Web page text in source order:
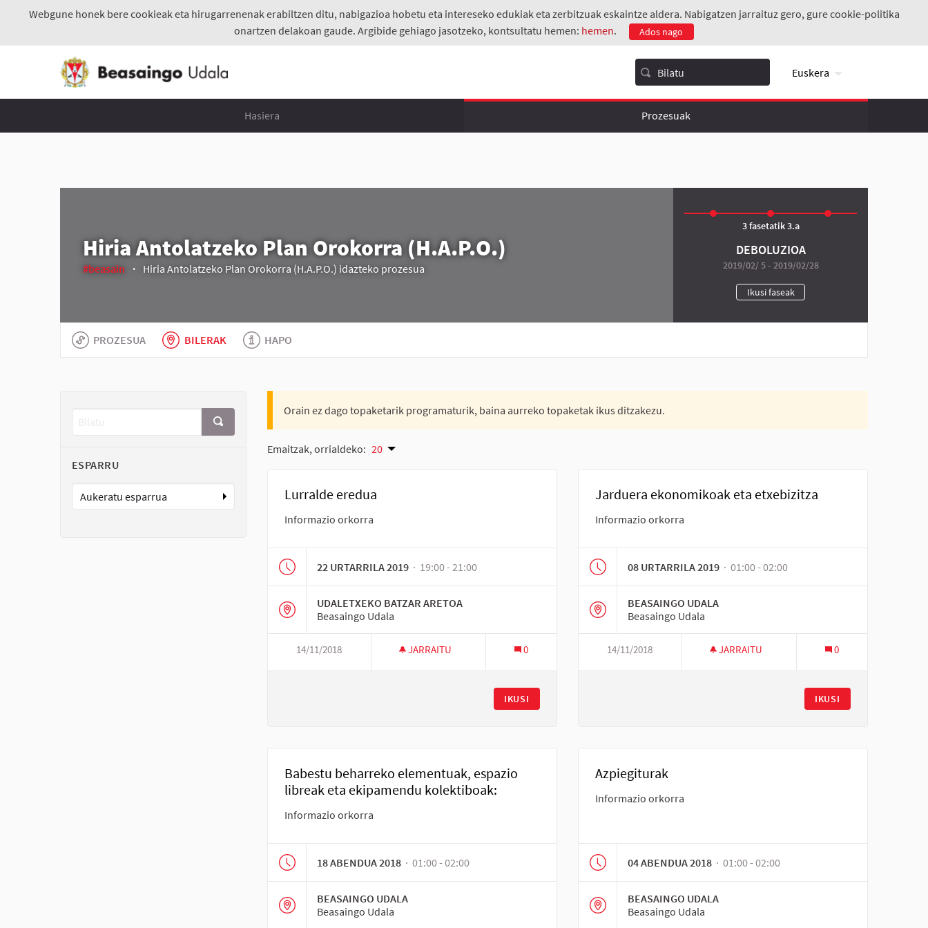
Webgune honek bere cookieak eta hirugarrenenak erabiltzen ditu, nabigazioa hobetu eta intereseko edukiak eta zerbitzuak eskaintze aldera. Nabigatzen jarraituz gero, gure cookie-politika
onartzen delakoan gaude. Argibide gehiago jasotzeko, kontsultatu hemen: hemen. Ados nago
Euskera
Hasiera Prozesuak
Hiria Antolatzeko Plan Orokorra (H.A.P.O.)
#beasain Hiria Antolatzeko Plan Orokorra (H.A.P.O.) idazteko prozesua
3 fasetatik 3.a
DEBOLUZIOA
2019/02/ 5 - 2019/02/28
Ikusi faseak
PROZESUA BILERAK HAPO
ESPARRU
Aukeratu esparrua
Orain ez dago topaketarik programaturik, baina aurreko topaketak ikus ditzakezu.
Emaitzak, orrialdeko: 20
Lurralde eredua
Informazio orkorra
22 URTARRILA 2019 · 19:00 - 21:00
UDALETXEKO BATZAR ARETOA
Beasaingo Udala
14/11/2018 JARRAITU 0
IKUSI
Jarduera ekonomikoak eta etxebizitza
Informazio orkorra
08 URTARRILA 2019 · 01:00 - 02:00
BEASAINGO UDALA
Beasaingo Udala
14/11/2018 JARRAITU 0
IKUSI
Babestu beharreko elementuak, espazio
libreak eta ekipamendu kolektiboak:
Informazio orkorra
18 ABENDUA 2018 · 01:00 - 02:00
BEASAINGO UDALA
Beasaingo Udala
Azpiegiturak
Informazio orkorra
04 ABENDUA 2018 · 01:00 - 02:00
BEASAINGO UDALA
Beasaingo Udala